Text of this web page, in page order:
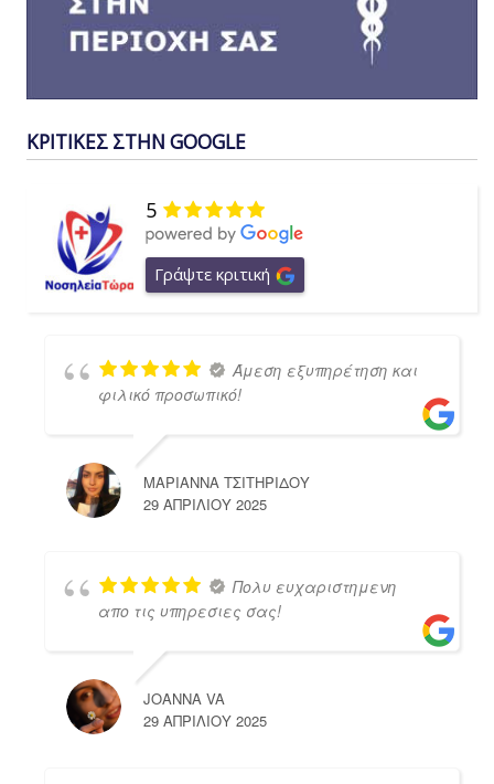
ΚΡΙΤΙΚΕΣ ΣΤΗΝ GOOGLE
5
Γράψτε κριτική
Άμεση εξυπηρέτηση και
φιλικό προσωπικό!
ΜΑΡΙΑΝΝΑ ΤΣΙΤΗΡΙΔΟΥ
29 ΑΠΡΙΛΊΟΥ 2025
Πολυ ευχαριστημενη
απο τις υπηρεσιες σας!
JOANNA VA
29 ΑΠΡΙΛΊΟΥ 2025